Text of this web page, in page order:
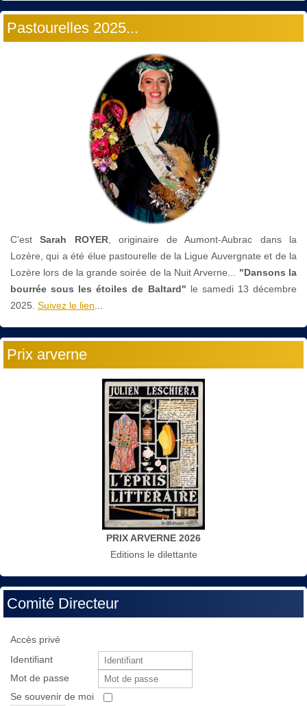
Pastourelles 2025...
C’estSarah ROYER, originaire de Aumont-Aubrac dans la
Lozère, qui a été élue pastourelle de la Ligue Auvergnate et de la
Lozère lors de la grande soirée de la Nuit Arverne... "Dansons la
bourrée sous les étoiles de Baltard" le samedi 13 décembre
2025. Suivez le lien...
Prix arverne
PRIX ARVERNE 2026
Editions le dilettante
Comité Directeur
Accès privé
Identifiant
Mot de passe
Se souvenir de moi